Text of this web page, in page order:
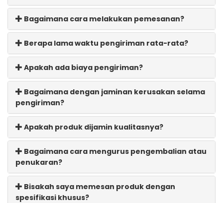
Bagaimana cara melakukan pemesanan?
Berapa lama waktu pengiriman rata-rata?
Apakah ada biaya pengiriman?
Bagaimana dengan jaminan kerusakan selama
pengiriman?
Apakah produk dijamin kualitasnya?
Bagaimana cara mengurus pengembalian atau
penukaran?
Bisakah saya memesan produk dengan
spesifikasi khusus?